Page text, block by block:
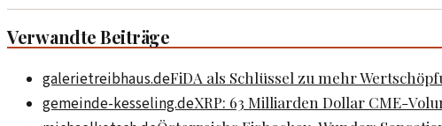
Verwandte Beiträge
galerietreibhaus.deFiDA als Schlüssel zu mehr
gemeinde-kesseling.deXRP: 63 Milliarden Dollar CME-